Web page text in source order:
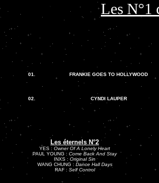
Les N°1
01. FRANKIE GOES TO HOLLYWOOD
02. CYNDI LAUPER
Les éternels N°2
YES : Owner Of A Lonely Heart
PAUL YOUNG : Come Back And Stay
INXS : Original Sin
WANG CHUNG : Dance Hall Days
RAF : Self Control